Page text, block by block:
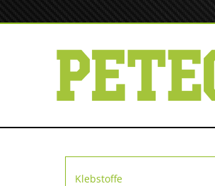
Inhalt
Klebstoffe